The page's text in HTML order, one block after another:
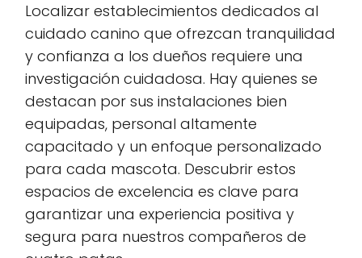
Localizar establecimientos dedicados al
cuidado canino que ofrezcan tranquilidad
y confianza a los dueños requiere una
investigación cuidadosa. Hay quienes se
destacan por sus instalaciones bien
equipadas, personal altamente
capacitado y un enfoque personalizado
para cada mascota. Descubrir estos
espacios de excelencia es clave para
garantizar una experiencia positiva y
segura para nuestros compañeros de